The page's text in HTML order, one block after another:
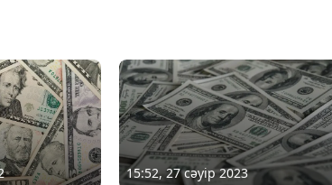
15:52, 27 сәуір 2023